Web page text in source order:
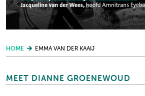
HOME EMMA VAN DER KAAIJ
MEET DIANNE GROENEWOUD